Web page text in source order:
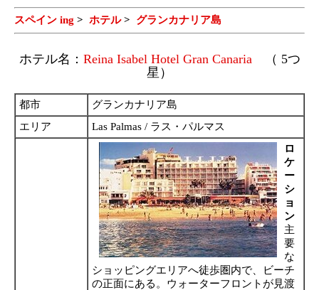
スペイン ing > ホテル> グランカナリア島
ホテル名： Reina Isabel Hotel Gran Canaria （ 5つ
星）
都市
グランカナリア島
エリア
Las Palmas / ラス・パルマス
ロ
ケ
ー
シ
ョ
ン
主
要
な
ショッピングエリアへ徒歩圏内で、ビーチ
の正面にある。ウォーターフロントが見渡